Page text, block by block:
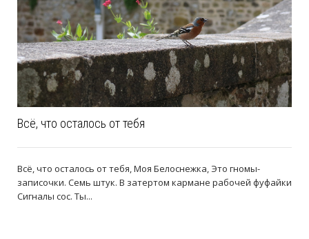
Всё, что осталось от тебя
Всё, что осталось от тебя, Моя Белоснежка, Это гномы-
записочки. Семь штук. В затертом кармане рабочей фуфайки
Сигналы сос. Ты...